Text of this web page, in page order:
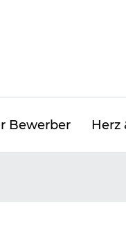
Bewerber Herz